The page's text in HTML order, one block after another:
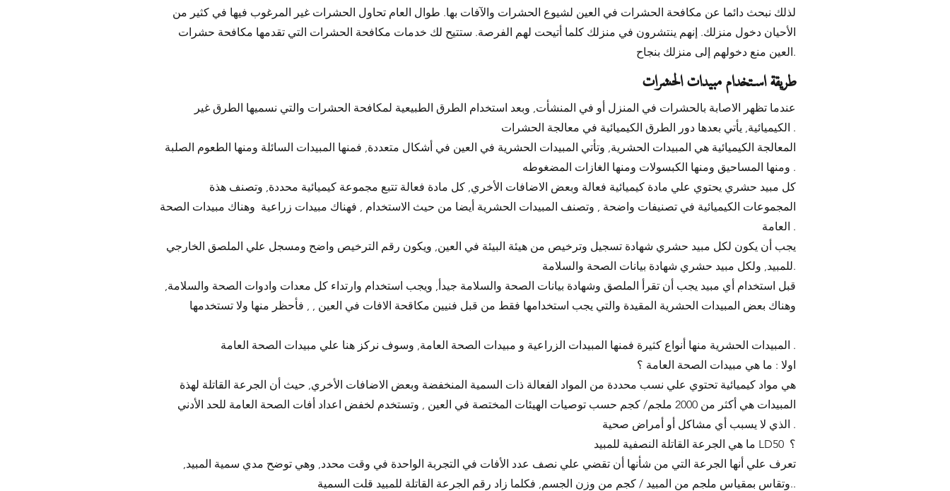
لذلك نبحث دائما عن مكافحة الحشرات في العين لشيوع الحشرات والآفات بها. طوال العام تحاول الحشرات غير المرغوب فيها في كثير من
الأحيان دخول منزلك. إنهم ينتشرون في منزلك كلما أتيحت لهم الفرصة. ستتيح لك خدمات مكافحة الحشرات التي تقدمها مكافحة حشرات
العين منع دخولهم إلى منزلك بنجاح.
طريقة استخدام مبيدات الحشرات
عندما تظهر الاصابة بالحشرات في المنزل أو في المنشأت, وبعد استخدام الطرق الطبيعية لمكافحة الحشرات والتي نسميها الطرق غير
الكيميائية, يأتي بعدها دور الطرق الكيميائية في معالجة الحشرات .
المعالجة الكيميائية هي المبيدات الحشرية, وتأتي المبيدات الحشرية في العين في أشكال متعددة, فمنها المبيدات السائلة ومنها الطعوم الصلبة
ومنها المساحيق ومنها الكبسولات ومنها الغازات المضغوطه .
كل مبيد حشري يحتوي علي مادة كيميائية فعالة وبعض الاضافات الأخري, كل مادة فعالة تتبع مجموعة كيميائية محددة, وتصنف هذة
المجموعات الكيميائية في تصنيفات واضحة , وتصنف المبيدات الحشرية أيضا من حيث الاستخدام , فهناك مبيدات زراعية وهناك مبيدات الصحة
العامة .
يجب أن يكون لكل مبيد حشري شهادة تسجيل وترخيص من هيئة البيئة في العين, ويكون رقم الترخيص واضح ومسجل علي الملصق الخارجي
للمبيد, ولكل مبيد حشري شهادة بيانات الصحة والسلامة.
قبل استخدام أي مبيد يجب أن تقرأ الملصق وشهادة بيانات الصحة والسلامة جيدأ, ويجب استخدام وارتداء كل معدات وادوات الصحة والسلامة,
وهناك بعض المبيدات الحشرية المقيدة والتي يجب استخدامها فقط من قبل فنيين مكاقحة الافات في العين , , فأحظر منها ولا تستخدمها
المبيدات الحشرية منها أنواع كثيرة فمنها المبيدات الزراعية و مبيدات الصحة العامة, وسوف نركز هنا علي مبيدات الصحة العامة .
اولا : ما هي مبيدات الصحة العامة ؟
هي مواد كيميائية تحتوي علي نسب محددة من المواد الفعالة ذات السمية المنخفضة وبعض الاضافات الأخري, حيث أن الجرعة القاتلة لهذة
المبيدات هي أكثر من 2000 ملجم/ كجم حسب توصيات الهيئات المختصة في العين , وتستخدم لخفض اعداد أفات الصحة العامة للحد الأدني
الذي لا يسبب أي مشاكل أو أمراض صحية .
ما هي الجرعة القاتلة النصفية للمبيد LD50 ؟
تعرف علي أنها الجرعة التي من شأنها أن تقضي علي نصف عدد الأفات في التجربة الواحدة في وقت محدد, وهي توضح مدي سمية المبيد,
وتقاس بمقياس ملجم من المبيد / كجم من وزن الجسم, فكلما زاد رقم الجرعة القاتلة للمبيد قلت السمية..